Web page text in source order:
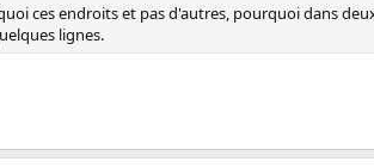
ces endroits et pas d'autres, pourquoi dans
lignes.